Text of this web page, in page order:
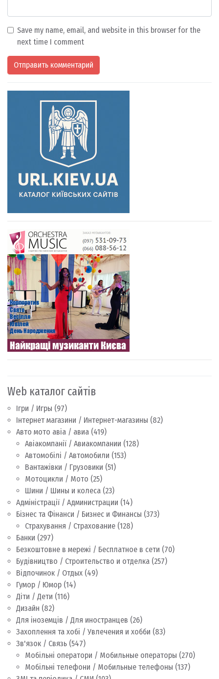
Web каталог сайтів
Ігри / Игры (97)
Інтернет магазини / Интернет-магазины (82)
Авто мото авіа / авиа (419)
Авіакомпанії / Авиакомпании (128)
Автомобілі / Автомобили (153)
Вантажівки / Грузовики (51)
Мотоцикли / Мото (25)
Шини / Шины и колеса (23)
Адміністрації / Администрации (14)
Бізнес та Фінанси / Бизнес и Финансы (373)
Страхування / Страхование (128)
Банки (297)
Безкоштовне в мережі / Бесплатное в сети (70)
Будівництво / Строительство и отделка (257)
Відпочинок / Отдых (49)
Гумор / Юмор (14)
Діти / Дети (116)
Дизайн (82)
Для іноземців / Для иностранцев (26)
Захоплення та хобі / Увлечения и хобби (83)
Зв'язок / Связь (547)
Мобільні оператори / Мобильные операторы (270)
Мобільні телефони / Мобильные телефоны (137)
Save my name, email, and website in this browser for the
next time I comment